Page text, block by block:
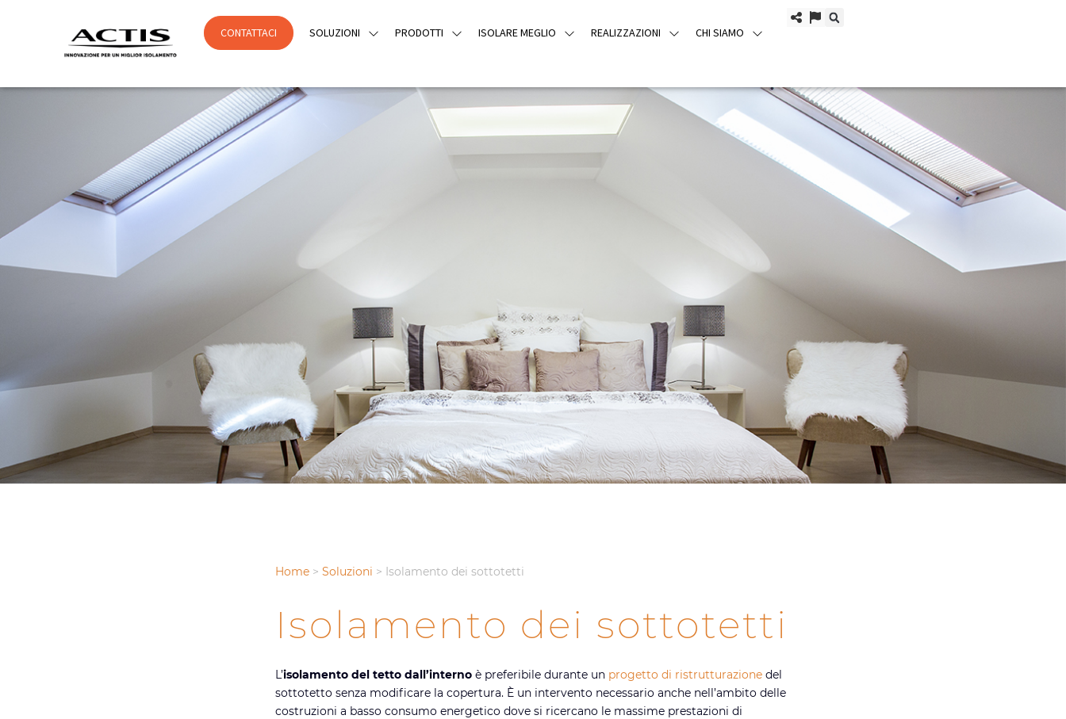
CONTATTACI SOLUZIONI PRODOTTI ISOLARE MEGLIO REALIZZAZIONI CHI SIAMO
Home > Soluzioni > Isolamento dei sottotetti
Isolamento dei sottotetti
L’isolamento del tetto dall’interno è preferibile durante un progetto di ristrutturazione del
sottotetto senza modificare la copertura. È un intervento necessario anche nell’ambito delle
costruzioni a basso consumo energetico dove si ricercano le massime prestazioni di